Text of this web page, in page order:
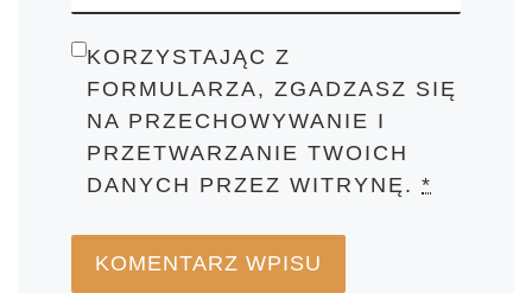
KORZYSTAJĄC Z
FORMULARZA, ZGADZASZ SIĘ
NA PRZECHOWYWANIE I
PRZETWARZANIE TWOICH
DANYCH PRZEZ WITRYNĘ.*